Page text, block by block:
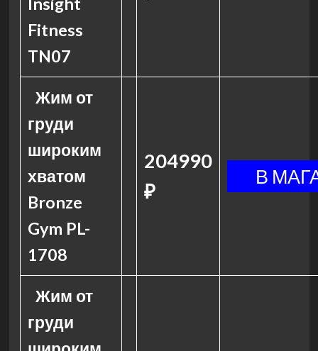
Fitness
TN07
Жим от
груди
широким
хватом
Bronze
Gym PL-
1708
204990
₽
Жим от
груди